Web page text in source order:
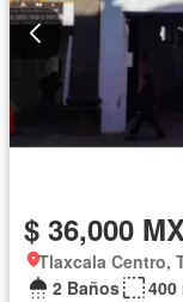
$ 36,000
Tlaxcala Centro,
2 Baños
400